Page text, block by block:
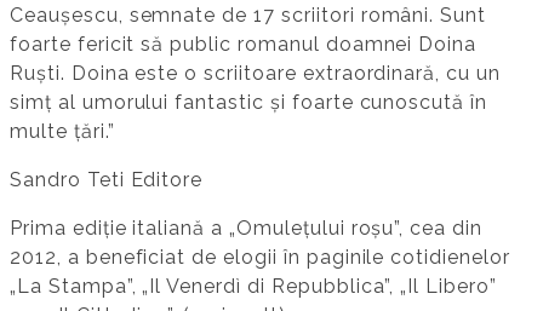
Ceaușescu, semnate de 17 scriitori români. Sunt
foarte fericit să public romanul doamnei Doina
Ruști. Doina este o scriitoare extraordinară, cu un
simț al umorului fantastic și foarte cunoscută în
multe țări.”
Sandro Teti Editore
Prima ediție italiană a „Omulețului roșu”, cea din
2012, a beneficiat de elogii în paginile cotidienelor
„La Stampa”, „Il Venerdì di Repubblica”, „Il Libero”